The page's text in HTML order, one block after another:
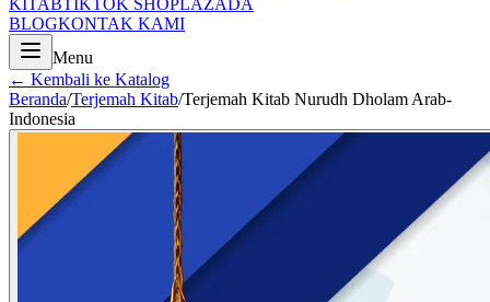
KITABTIKTOK SHOPLAZADA
BLOGKONTAK KAMI
Menu
← Kembali ke Katalog
Beranda/Terjemah Kitab/Terjemah Kitab Nurudh Dholam Arab-
Indonesia